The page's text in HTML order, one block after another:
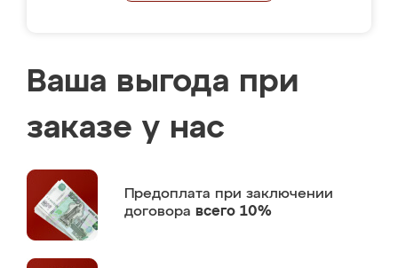
Ваша выгода при
заказе у нас
Предоплата при заключении
договора всего 10%